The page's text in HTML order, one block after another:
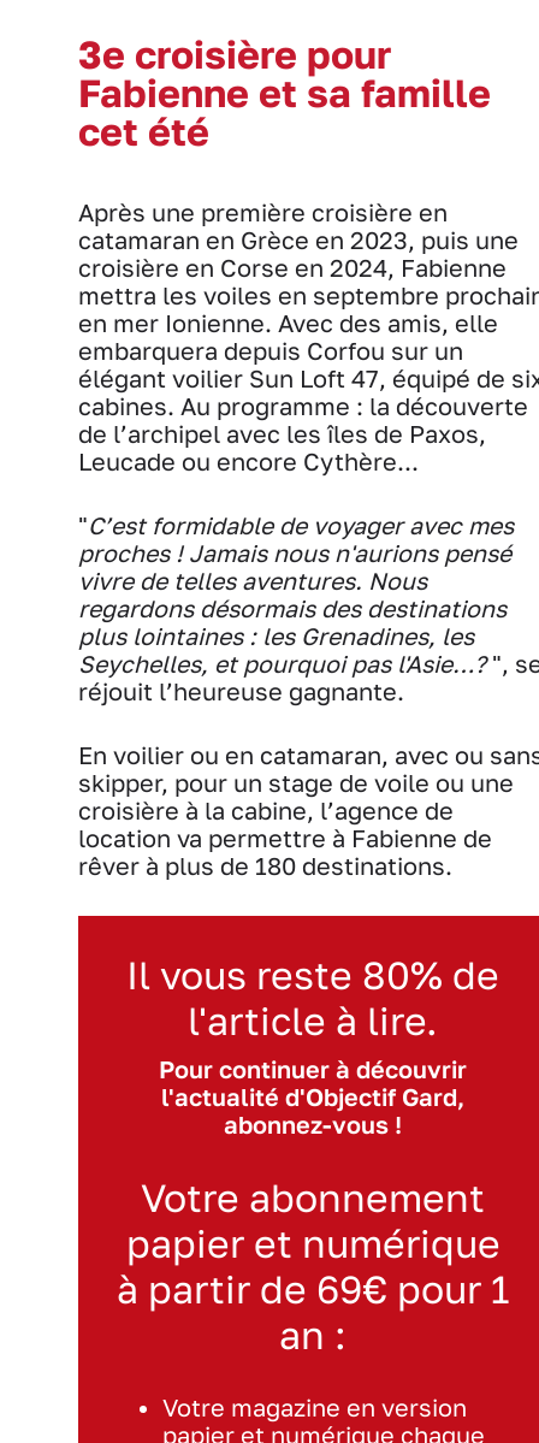
3e croisière pour
Fabienne et sa famille
cet été
Après une première croisière en
catamaran en Grèce en 2023, puis une
croisière en Corse en 2024, Fabienne
mettra les voiles en septembre
en mer Ionienne. Avec des amis, elle
embarquera depuis Corfou sur un
élégant voilier Sun Loft 47, équipé de
cabines. Au programme : la découverte
de l’archipel avec les îles de Paxos,
Leucade ou encore Cythère...
"C’est formidable de voyager avec mes
proches ! Jamais nous n'aurions pensé
vivre de telles aventures. Nous
regardons désormais des destinations
plus lointaines : les Grenadines, les
Seychelles, et pourquoi pas l'Asie…?",
réjouit l’heureuse gagnante.
En voilier ou en catamaran, avec ou
skipper, pour un stage de voile ou une
croisière à la cabine, l’agence de
location va permettre à Fabienne de
rêver à plus de 180 destinations.
Il vous reste 80% de
l'article à lire.
Pour continuer à découvrir
l'actualité d'Objectif Gard,
abonnez-vous !
Votre abonnement
papier et numérique
à partir de 69€ pour 1
an :
Votre magazine en version
papier et numérique chaque